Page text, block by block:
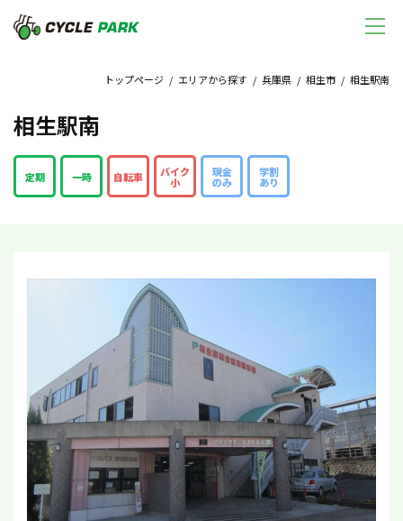
トップページ / エリアから探す / 兵庫県 / 相生市 / 相生駅南
相生駅南
定期 一時 自転車 バイク
小
現金
のみ
学割
あり